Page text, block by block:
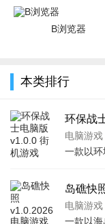
B浏览器
本类排行
环保战
电脑游戏
岛礁快
电脑游戏